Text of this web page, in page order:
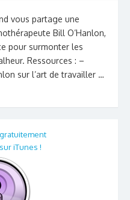
vous partage une
Bill O’Hanlon,
pour surmonter les
Ressources : –
sur l’art de travailler …
iTunes !